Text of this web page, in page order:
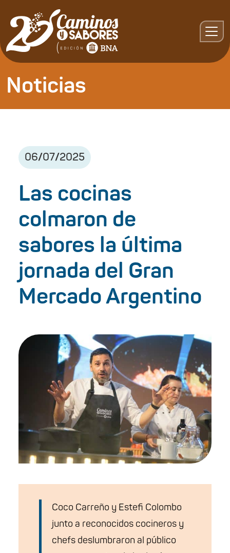
Noticias
06/07/2025
Las cocinas
colmaron de
sabores la última
jornada del Gran
Mercado Argentino
Coco Carreño y Estefi Colombo
junto a reconocidos cocineros y
chefs deslumbraron al público